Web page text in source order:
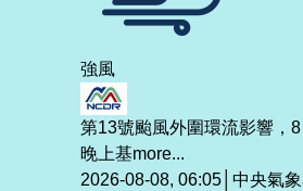
強風
第13號颱風外圍環流影響，8
晚上基more...
2026-08-08, 06:05│中央氣